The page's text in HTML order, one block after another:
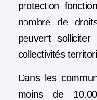
protection
nombre de
peuvent
collectivités
Dans les
moins de